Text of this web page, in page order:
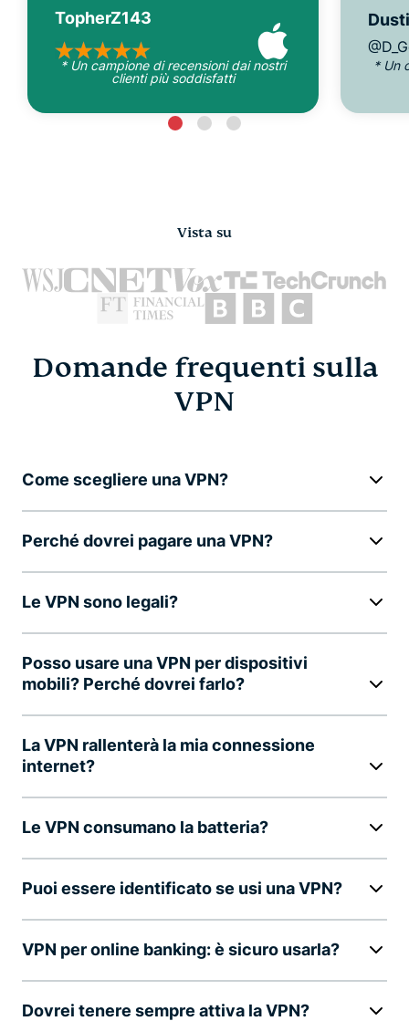
TopherZ143
* Un campione di recensioni dai nostri
clienti più soddisfatti
* Un
Vista su
Domande frequenti sulla
VPN
Come scegliere una VPN?
Perché dovrei pagare una VPN?
Le VPN sono legali?
Posso usare una VPN per dispositivi
mobili? Perché dovrei farlo?
La VPN rallenterà la mia connessione
internet?
Le VPN consumano la batteria?
Puoi essere identificato se usi una VPN?
VPN per online banking: è sicuro usarla?
Dovrei tenere sempre attiva la VPN?